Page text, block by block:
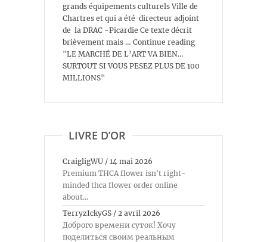
grands équipements culturels Ville de
Chartres et qui a été directeur adjoint
de la DRAC -Picardie Ce texte décrit
brièvement mais … Continue reading
"LE MARCHÉ DE L’ART VA BIEN…
SURTOUT SI VOUS PESEZ PLUS DE 100
MILLIONS"
LIVRE D’OR
CraigligWU / 14 mai 2026
Premium THCA flower isn't right-
minded thca flower order online
about...
TerryzIckyGS / 2 avril 2026
Доброго времени суток! Хочу
поделиться своим реальным